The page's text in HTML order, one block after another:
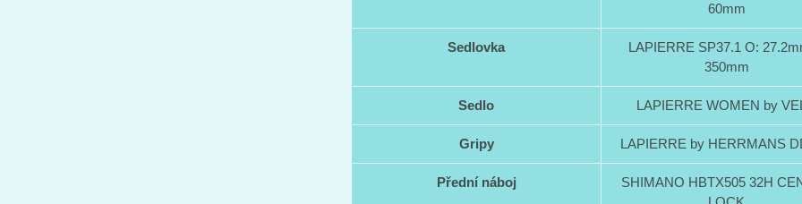
60mm
Sedlovka
LAPIERRE SP37.1 O:
350mm
Sedlo LAPIERRE WOMEN by
Gripy LAPIERRE by HERRMANS
Přední náboj
SHIMANO HBTX505 32H